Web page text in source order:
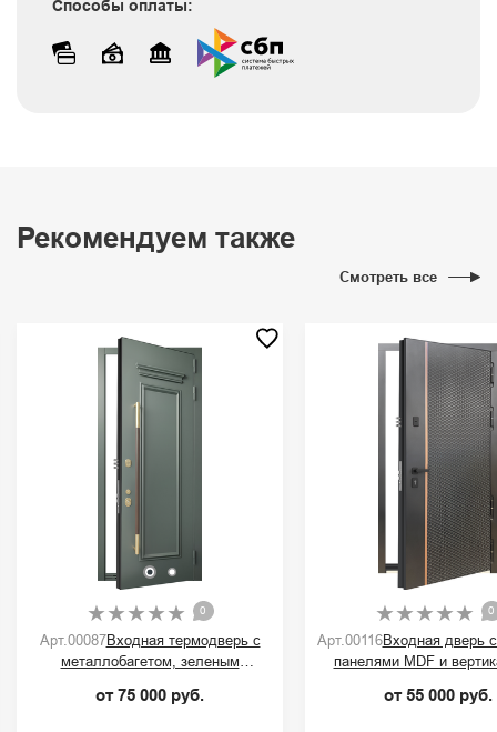
Способы оплаты:
Рекомендуем также
Смотреть все
0
Арт.00087Входная термодверь с
металлобагетом, зеленым
скобой
от 75 000 руб.
0
Арт.00116Входная дверь
панелями MDF и
от 55 000 руб.